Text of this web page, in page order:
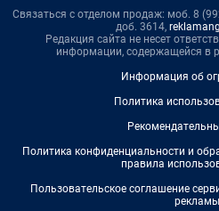
Связаться с отделом продаж: моб. 8
доб. 3614,
Редакция сайта не несет
информации, содержащейся в
Информация об
Политика
Политика конфиденциальности и
правила
Пользовательское соглашение